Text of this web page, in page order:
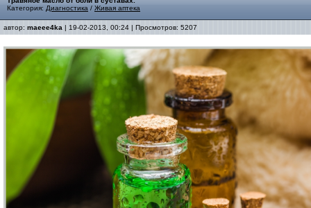
Категория: Диагностика / Живая аптека
автор: maeee4ka | 19-02-2013, 00:24 | Просмотров: 5207